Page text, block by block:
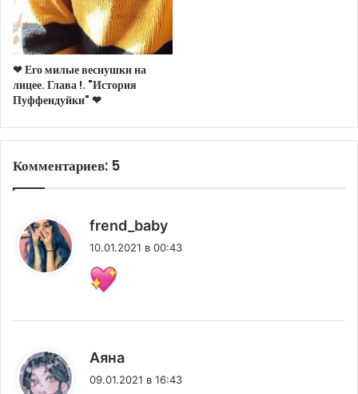
❤︎ Его милые веснушки на
лицее. Глава !. "История
Пуффендуйки" ❤︎
Комментариев: 5
frend_baby
10.01.2021 в 00:43
Аяна
09.01.2021 в 16:43